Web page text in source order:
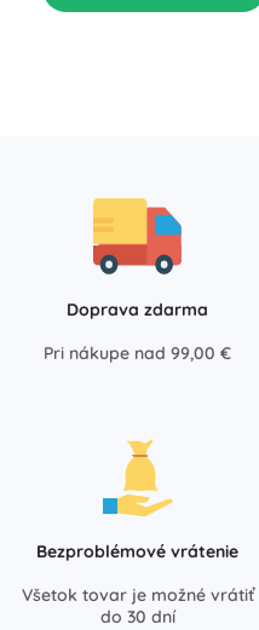
Doprava zdarma
Pri nákupe nad 99,00 €
Bezproblémové vrátenie
Všetok tovar je možné vrátiť
do 30 dní